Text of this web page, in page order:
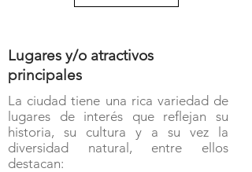
Lugares y/o atractivos
principales
La ciudad tiene una rica variedad de
lugares de interés que reflejan su
historia, su cultura y a su vez la
diversidad natural, entre ellos
destacan: